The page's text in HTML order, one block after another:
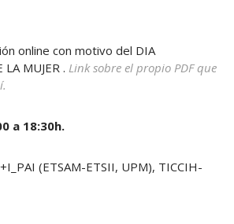
online con motivo del DIA
MUJER . Link sobre el propio PDF que
a 18:30h.
(ETSAM-ETSII, UPM), TICCIH-